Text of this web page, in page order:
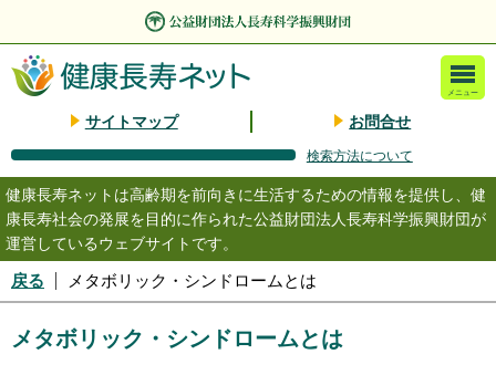
サイトマップ お問合せ
メニュー
検索方法について
健康長寿ネットは高齢期を前向きに生活するための情報を提供し、健
康長寿社会の発展を目的に作られた公益財団法人長寿科学振興財団が
運営しているウェブサイトです。
戻る メタボリック・シンドロームとは
メタボリック・シンドロームとは